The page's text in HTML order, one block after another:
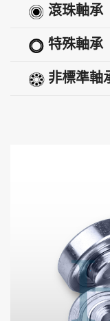
滾珠軸承
特殊軸承
非標準軸